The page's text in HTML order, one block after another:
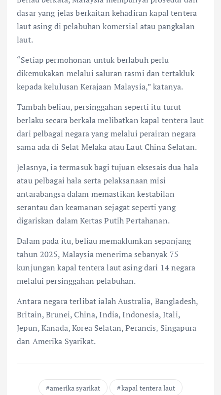
dasar yang jelas berkaitan kehadiran kapal tentera
laut asing di pelabuhan komersial atau pangkalan
laut.
“Setiap permohonan untuk berlabuh perlu
dikemukakan melalui saluran rasmi dan tertakluk
kepada kelulusan Kerajaan Malaysia,” katanya.
Tambah beliau, persinggahan seperti itu turut
berlaku secara berkala melibatkan kapal tentera laut
dari pelbagai negara yang melalui perairan negara
sama ada di Selat Melaka atau Laut China Selatan.
Jelasnya, ia termasuk bagi tujuan eksesais dua hala
atau pelbagai hala serta pelaksanaan misi
antarabangsa dalam memastikan kestabilan
serantau dan keamanan sejagat seperti yang
digariskan dalam Kertas Putih Pertahanan.
Dalam pada itu, beliau memaklumkan sepanjang
tahun 2025, Malaysia menerima sebanyak 75
kunjungan kapal tentera laut asing dari 14 negara
melalui persinggahan pelabuhan.
Antara negara terlibat ialah Australia, Bangladesh,
Britain, Brunei, China, India, Indonesia, Itali,
Jepun, Kanada, Korea Selatan, Perancis, Singapura
dan Amerika Syarikat.
amerika syarikat
kapal tentera laut